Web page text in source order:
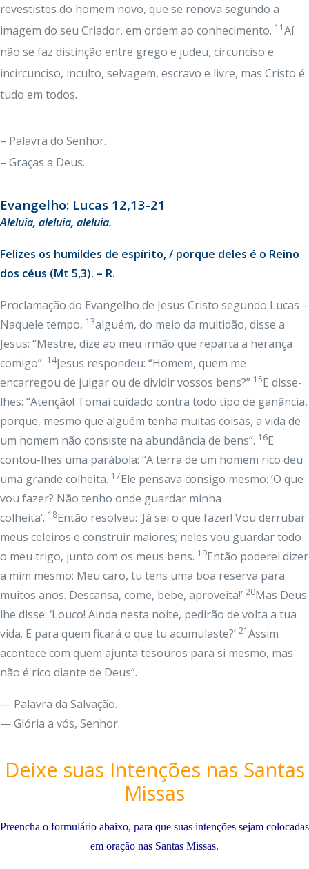
revestistes do homem novo, que se renova segundo a
imagem do seu Criador, em ordem ao conhecimento. 11Aí
não se faz distinção entre grego e judeu, circunciso e
incircunciso, inculto, selvagem, escravo e livre, mas Cristo é
tudo em todos.
– Palavra do Senhor.
– Graças a Deus.
Evangelho: Lucas 12,13-21
Aleluia, aleluia, aleluia.
Felizes os humildes de espírito, / porque deles é o Reino
dos céus (Mt 5,3). – R.
Proclamação do Evangelho de Jesus Cristo segundo Lucas –
Naquele tempo, 13alguém, do meio da multidão, disse a
Jesus: “Mestre, dize ao meu irmão que reparta a herança
comigo”. 14Jesus respondeu: “Homem, quem me
encarregou de julgar ou de dividir vossos bens?” 15E disse-
lhes: “Atenção! Tomai cuidado contra todo tipo de ganância,
porque, mesmo que alguém tenha muitas coisas, a vida de
um homem não consiste na abundância de bens”. 16E
contou-lhes uma parábola: “A terra de um homem rico deu
uma grande colheita. 17Ele pensava consigo mesmo: ‘O que
vou fazer? Não tenho onde guardar minha
colheita’. 18Então resolveu: ‘Já sei o que fazer! Vou derrubar
meus celeiros e construir maiores; neles vou guardar todo
o meu trigo, junto com os meus bens. 19Então poderei dizer
a mim mesmo: Meu caro, tu tens uma boa reserva para
muitos anos. Descansa, come, bebe, aproveita!’ 20Mas Deus
lhe disse: ‘Louco! Ainda nesta noite, pedirão de volta a tua
vida. E para quem ficará o que tu acumulaste?’ 21Assim
acontece com quem ajunta tesouros para si mesmo, mas
não é rico diante de Deus”.
— Palavra da Salvação.
— Glória a vós, Senhor.
Deixe suas Intenções nas Santas
Missas
Preencha o formulário abaixo, para que suas intenções sejam colocadas
em oração nas Santas Missas.